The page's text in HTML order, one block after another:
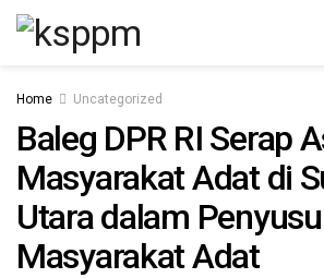
Home Uncategorized
Baleg DPR RI Serap
Masyarakat Adat di
Utara dalam
Masyarakat Adat